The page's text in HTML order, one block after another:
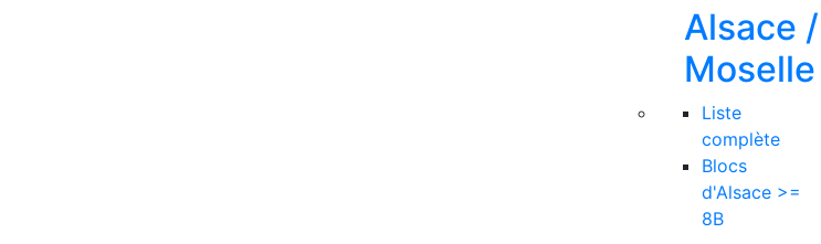
Alsace /
Moselle
Liste
complète
Blocs
d'Alsace >=
8B